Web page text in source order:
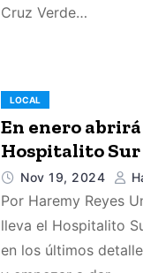
Cruz Verde…
LOCAL
En enero
Hospitalito Sur
Nov 19, 2024
Por Haremy Reyes
lleva el Hospitalito
en los últimos